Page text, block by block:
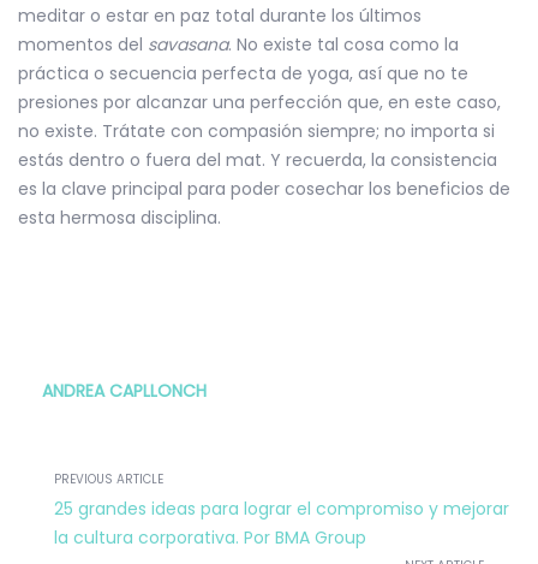
meditar o estar en paz total durante los últimos
momentos del savasana. No existe tal cosa como la
práctica o secuencia perfecta de yoga, así que no te
presiones por alcanzar una perfección que, en este caso,
no existe. Trátate con compasión siempre; no importa si
estás dentro o fuera del mat. Y recuerda, la consistencia
es la clave principal para poder cosechar los beneficios de
esta hermosa disciplina.
ANDREA CAPLLONCH
PREVIOUS ARTICLE
25 grandes ideas para lograr el compromiso y mejorar
la cultura corporativa. Por BMA Group